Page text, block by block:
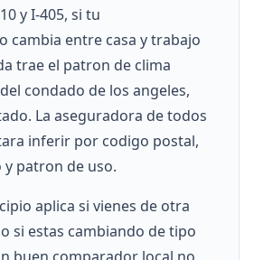
y I-405, si tu
cambia entre casa y trabajo
trae el patron de clima
condado de los angeles,
La aseguradora de todos
inferir por codigo postal,
patron de uso.
aplica si vienes de otra
si estas cambiando de tipo